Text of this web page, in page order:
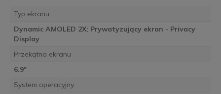
Typ ekranu
Dynamic AMOLED 2X; Prywatyzujący ekran - Privacy
Display
Przekątna ekranu
6.9"
System operacyjny